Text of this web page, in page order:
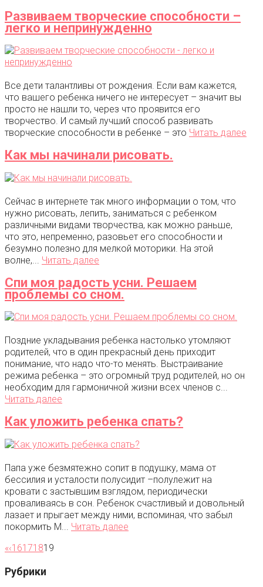
Развиваем творческие способности –
легко и непринужденно
Все дети талантливы от рождения. Если вам кажется,
что вашего ребенка ничего не интересует – значит вы
просто не нашли то, через что проявится его
творчество. И самый лучший способ развивать
творческие способности в ребенке – это Читать далее
Как мы начинали рисовать.
Сейчас в интернете так много информации о том, что
нужно рисовать, лепить, заниматься с ребенком
различными видами творчества, как можно раньше,
что это, непременно, разовьет его способности и
безумно полезно для мелкой моторики. На этой
волне,... Читать далее
Спи моя радость усни. Решаем
проблемы со сном.
Поздние укладывания ребенка настолько утомляют
родителей, что в один прекрасный день приходит
понимание, что надо что-то менять. Выстраивание
режима ребенка – это огромный труд родителей, но он
необходим для гармоничной жизни всех членов с...
Читать далее
Как уложить ребенка спать?
Папа уже безмятежно сопит в подушку, мама от
бессилия и усталости полусидит –полулежит на
кровати с застывшим взглядом, периодически
проваливаясь в сон. Ребенок счастливый и довольный
лазает и прыгает между ними, вспоминая, что забыл
покормить М... Читать далее
«‹16171819
Рубрики